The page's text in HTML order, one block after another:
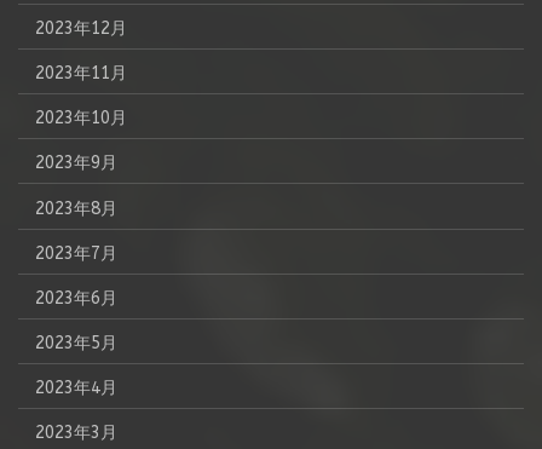
2023年12月
2023年11月
2023年10月
2023年9月
2023年8月
2023年7月
2023年6月
2023年5月
2023年4月
2023年3月